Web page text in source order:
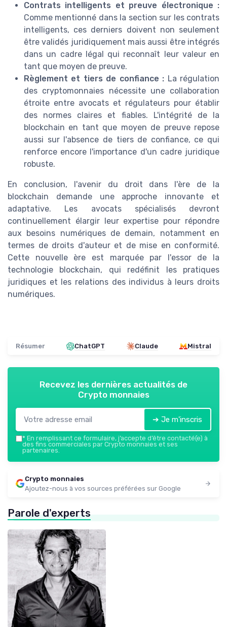
Contrats intelligents et preuve électronique :
Comme mentionné dans la section sur les contrats
intelligents, ces derniers doivent non seulement
être validés juridiquement mais aussi être intégrés
dans un cadre légal qui reconnaît leur valeur en
tant que moyen de preuve.
Règlement et tiers de confiance : La régulation
des cryptomonnaies nécessite une collaboration
étroite entre avocats et régulateurs pour établir
des normes claires et fiables. L'intégrité de la
blockchain en tant que moyen de preuve repose
aussi sur l'absence de tiers de confiance, ce qui
renforce encore l'importance d'un cadre juridique
robuste.
En conclusion, l'avenir du droit dans l'ère de la
blockchain demande une approche innovante et
adaptative. Les avocats spécialisés devront
continuellement élargir leur expertise pour répondre
aux besoins numériques de demain, notamment en
termes de droits d'auteur et de mise en conformité.
Cette nouvelle ère est marquée par l'essor de la
technologie blockchain, qui redéfinit les pratiques
juridiques et les relations des individus à leurs droits
numériques.
Résumer ChatGPT Claude Mistral
Recevez les dernières actualités de
Crypto monnaies
➔ Je m'inscris
* En remplissant ce formulaire, j’accepte d’être contacté(e) à
des fins commerciales par Crypto monnaies et ses
partenaires.
Crypto monnaies
Ajoutez-nous à vos sources préférées sur Google
Parole d'experts